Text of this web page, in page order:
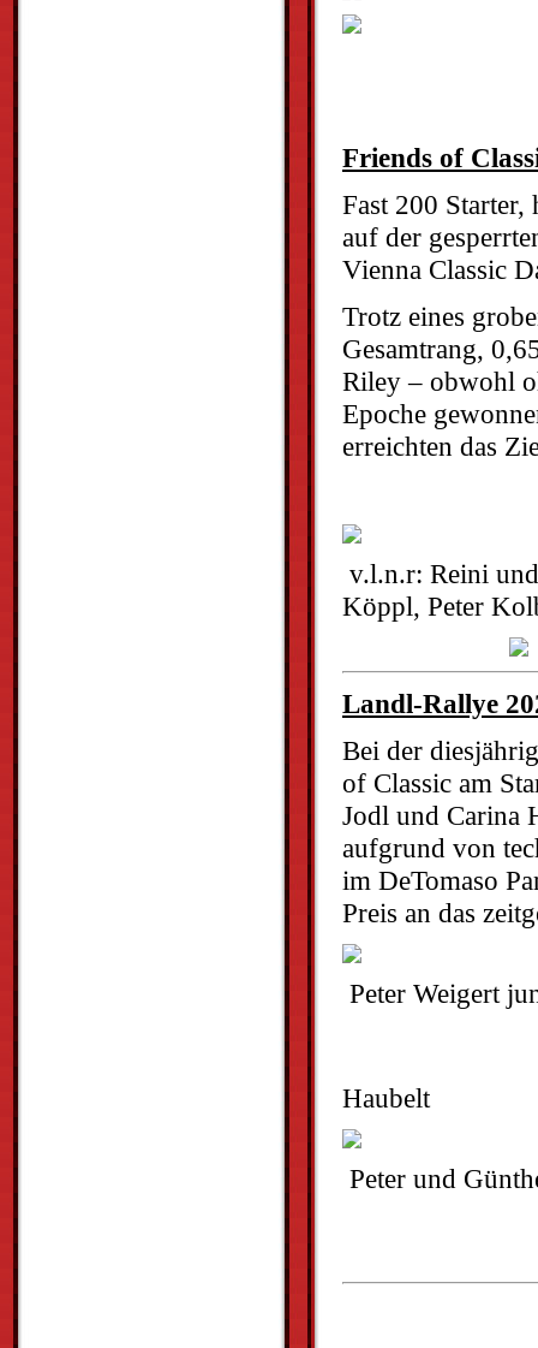
Friends of
Fast 200 Starter,
auf der
Vienna Classic
Trotz eines
Gesamtrang,
Riley – obwohl
Epoche
erreichten das
v.l.n.r: Reini
Köppl, Peter
Landl-Rallye
Bei der
of Classic am
Jodl und Carina
aufgrund von
im DeTomaso
Preis an das
Peter Weigert
Haubelt
Peter und